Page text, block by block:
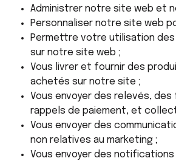
Administrer notre site web et
Personnaliser notre site web
Permettre votre utilisation
sur notre site web ;
Vous livrer et fournir des
achetés sur notre site ;
Vous envoyer des relevés,
rappels de paiement, et
Vous envoyer des
non relatives au marketing ;
Vous envoyer des notifications